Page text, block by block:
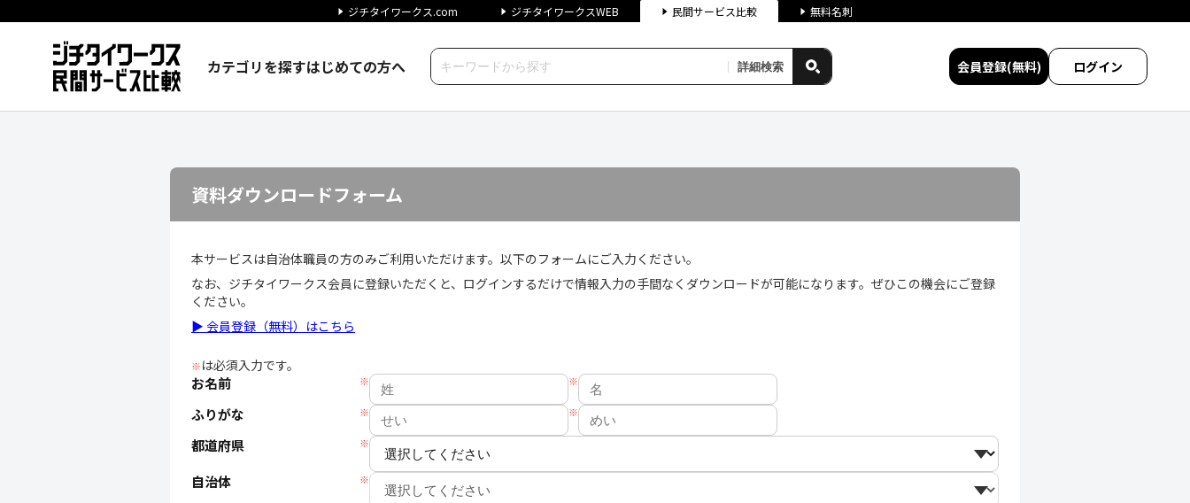
ジチタイワークス.com ジチタイワークスWEB 民間サービス比較 無料名刺
カテゴリを探すはじめての方へ 詳細検索 会員登録(無料) ログイン
資料ダウンロードフォーム
本サービスは自治体職員の方のみご利用いただけます。以下のフォームにご入力ください。
なお、ジチタイワークス会員に登録いただくと、ログインするだけで情報入力の手間なくダウンロードが可能になります。ぜひこの機会にご登録
ください。
▶ 会員登録（無料）はこちら
※は必須入力です。
お名前 ※ ※
ふりがな ※ ※
都道府県 ※
自治体 ※